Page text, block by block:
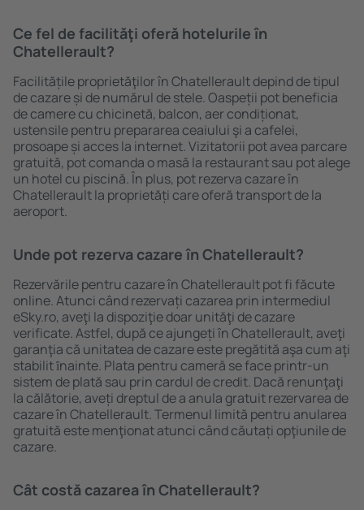
Ce fel de facilităţi oferă hotelurile în
Chatellerault?
Facilitățile proprietăţilor în Chatellerault depind de tipul
de cazare și de numărul de stele. Oaspeții pot beneficia
de camere cu chicinetă, balcon, aer condiționat,
ustensile pentru prepararea ceaiului şi a cafelei,
prosoape și acces la internet. Vizitatorii pot avea parcare
gratuită, pot comanda o masă la restaurant sau pot alege
un hotel cu piscină. În plus, pot rezerva cazare în
Chatellerault la proprietăți care oferă transport de la
aeroport.
Unde pot rezerva cazare în Chatellerault?
Rezervările pentru cazare în Chatellerault pot fi făcute
online. Atunci când rezervați cazarea prin intermediul
eSky.ro, aveţi la dispoziţie doar unităţi de cazare
verificate. Astfel, după ce ajungeți în Chatellerault, aveţi
garanţia că unitatea de cazare este pregătită aşa cum aţi
stabilit ȋnainte. Plata pentru cameră se face printr-un
sistem de plată sau prin cardul de credit. Dacă renunţaţi
la călătorie, aveți dreptul de a anula gratuit rezervarea de
cazare în Chatellerault. Termenul limită pentru anularea
gratuită este menţionat atunci când căutați opţiunile de
cazare.
Cât costă cazarea în Chatellerault?